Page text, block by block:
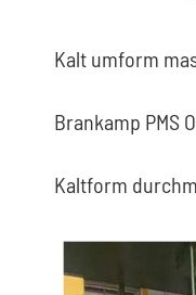
Kalt umform
Brankamp PMS
Kaltform